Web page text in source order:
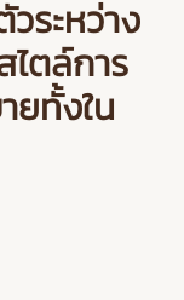
ระหว่าง
ไตล์การ
ยทั้งใน